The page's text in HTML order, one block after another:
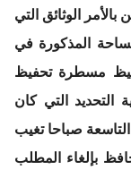
بالأمر الوثائق التي
المذكورة في
مسطرة تحفيظ
التحديد التي كان
1996 على الساعة التاسعة صباحا تغيب
بإلغاء المطلب